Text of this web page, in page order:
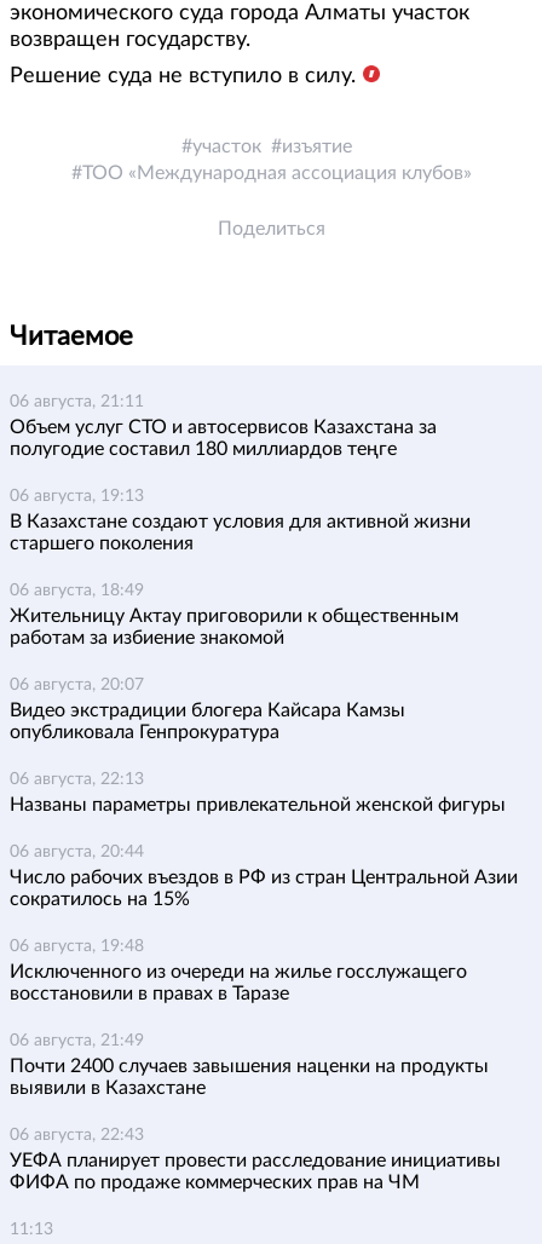
экономического суда города Алматы участок
возвращен государству.
Решение суда не вступило в силу.
участок
изъятие
ТОО «Международная ассоциация клубов»
Поделиться
Читаемое
06 августа, 21:11
Объем услуг СТО и автосервисов Казахстана за
полугодие составил 180 миллиардов теңге
06 августа, 19:13
В Казахстане создают условия для активной жизни
старшего поколения
06 августа, 18:49
Жительницу Актау приговорили к общественным
работам за избиение знакомой
06 августа, 20:07
Видео экстрадиции блогера Кайсара Камзы
опубликовала Генпрокуратура
06 августа, 22:13
Названы параметры привлекательной женской фигуры
06 августа, 20:44
Число рабочих въездов в РФ из стран Центральной Азии
сократилось на 15%
06 августа, 19:48
Исключенного из очереди на жилье госслужащего
восстановили в правах в Таразе
06 августа, 21:49
Почти 2400 случаев завышения наценки на продукты
выявили в Казахстане
06 августа, 22:43
УЕФА планирует провести расследование инициативы
ФИФА по продаже коммерческих прав на ЧМ
11:13